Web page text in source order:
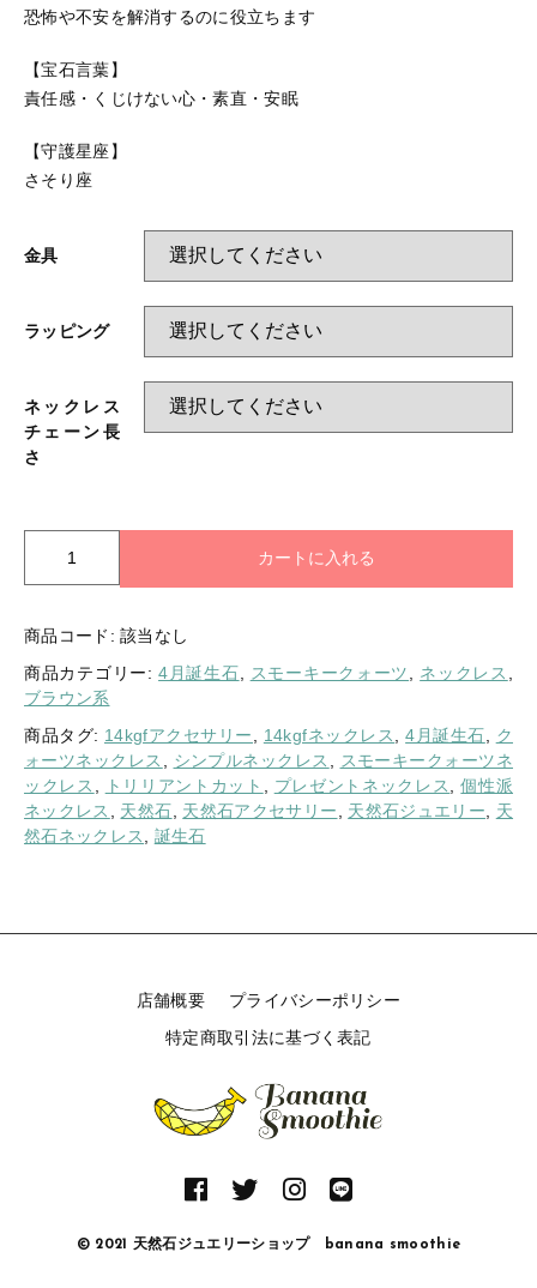
恐怖や不安を解消するのに役立ちます
【宝石言葉】
責任感・くじけない心・素直・安眠
【守護星座】
さそり座
金具
ラッピング
ネックレス
チェーン長
さ
元
大
の
煌
め
き
ス
モ
ー
ォ
カートに入れる
商品コード:該当なし
商品カテゴリー:4月誕生石, スモーキークォーツ, ネックレス ,
ブラウン系
商品タグ: 14kgfアクセサリー, 14kgfネックレス,4月誕生石, ク
ォーツネックレス , シンプルネックレス , スモーキークォーツネ
ックレス , トリリアントカット , プレゼントネックレス,個性派
ネックレス , 天然石, 天然石アクセサリー, 天然石ジュエリー, 天
然石ネックレス, 誕生石
店舗概要
プライバシーポリシー
特定商取引法に基づく表記
© 2021 天然石ジュエリーショップ banana smoothie